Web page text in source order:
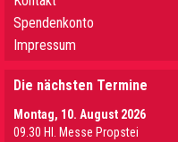
Spendenkonto
Impressum
Die nächsten Termine
Montag, 10. August 2026
09.30 Hl. Messe Propstei